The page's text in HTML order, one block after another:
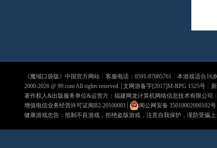
《魔域口袋版》中国官方网站┊客服电话：0591-87085761┊本游戏适合16
2000-2026 @ 99.com All rights reserved.┊文网游备字[2017]M-RPG 1525号┊
著作权人&出版服务单位&运营方：福建网龙计算机网络信息技术有限公司
增值电信业务经营许可证闽B2-20100001 ┊ 闽公网安备 35010002000102号
健康游戏忠告：抵制不良游戏，拒绝盗版游戏，注意自我保护，谨防受骗